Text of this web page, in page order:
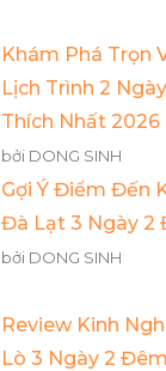
Khám Phá Trọn
Lịch Trình 2
Thích Nhất 2026
bởi DONG SINH
Gợi Ý Điểm Đến
Đà Lạt 3 Ngày 2
bởi DONG SINH
Review Kinh
Lò 3 Ngày 2 Đêm